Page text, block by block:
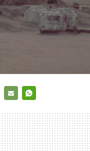
MAIL